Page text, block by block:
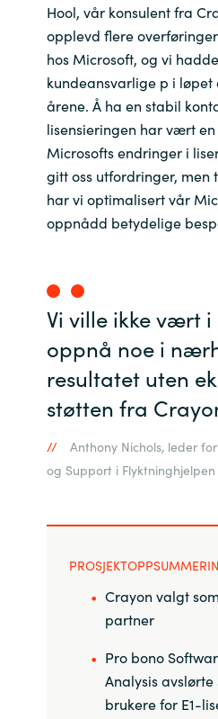
Hool, vår konsulent fra
opplevd flere
hos Microsoft, og vi
kundeansvarlige p i løpet
årene. Å ha en stabil
lisensieringen har vært
Microsofts endringer i
gitt oss utfordringer, men
har vi optimalisert vår
oppnådd betydelige
Vi ville ikke vært
oppnå noe i
resultatet uten
støtten fra
Anthony Nichols, leder
og Support i Flyktninghjelpen
Crayon valgt
partner
Pro bono
Analysis
brukere for E1-